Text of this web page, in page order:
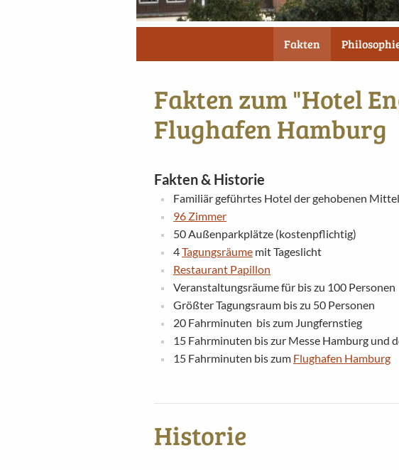
Fakten
Fakten zum "Hotel
Flughafen Hamburg
Fakten & Historie
Familiär geführtes Hotel der gehobenen
96 Zimmer
50 Außenparkplätze (kostenpflichtig)
4Tagungsräume mit Tageslicht
Restaurant Papillon
Veranstaltungsräume für bis zu 100 Personen
Größter Tagungsraum bis zu 50 Personen
20 Fahrminuten bis zum Jungfernstieg
15 Fahrminuten bis zur Messe Hamburg und
15 Fahrminuten bis zum Flughafen Hamburg
Historie